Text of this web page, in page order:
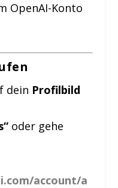
OpenAI-Konto
dein Profilbild
oder gehe
account/a